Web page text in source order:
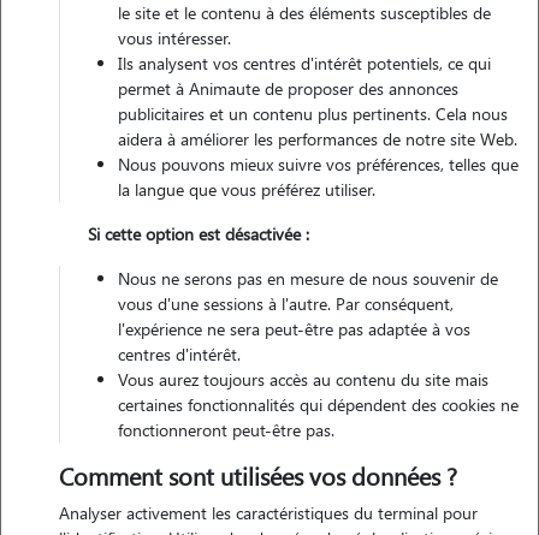
Contacter
L'envoi d'une demande est sans engagement
le site et le contenu à des éléments susceptibles de
vous intéresser.
Ils analysent vos centres d'intérêt potentiels, ce qui
permet à Animaute de proposer des annonces
publicitaires et un contenu plus pertinents. Cela nous
aidera à améliorer les performances de notre site Web.
Nous pouvons mieux suivre vos préférences, telles que
la langue que vous préférez utiliser.
Si cette option est désactivée :
Nous ne serons pas en mesure de nous souvenir de
vous d'une sessions à l'autre. Par conséquent,
l'expérience ne sera peut-être pas adaptée à vos
centres d'intérêt.
Vous aurez toujours accès au contenu du site mais
certaines fonctionnalités qui dépendent des cookies ne
fonctionneront peut-être pas.
Comment sont utilisées vos données ?
Analyser activement les caractéristiques du terminal pour